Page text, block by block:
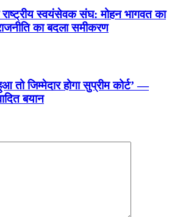
स्वयंसेवक संघ: मोहन भागवत का
का बदला समीकरण
तो जिम्मेदार होगा सुप्रीम कोर्ट’ —
बयान